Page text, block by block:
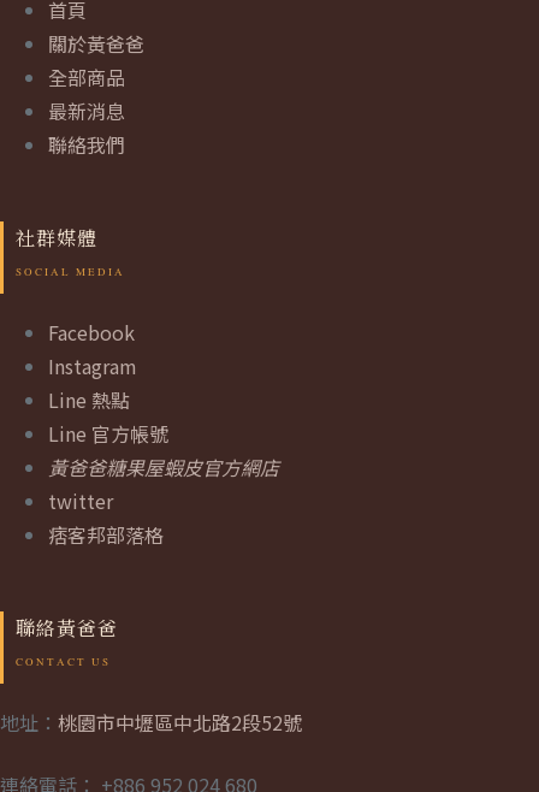
首頁
關於黃爸爸
全部商品
最新消息
聯絡我們
社群媒體
Facebook
Instagram
Line 熱點
Line 官方帳號
黃爸爸糖果屋蝦皮官方網店
twitter
痞客邦部落格
聯絡黃爸爸
地址： 桃園市中壢區中北路2段52號
連絡電話： +886 952 024 680